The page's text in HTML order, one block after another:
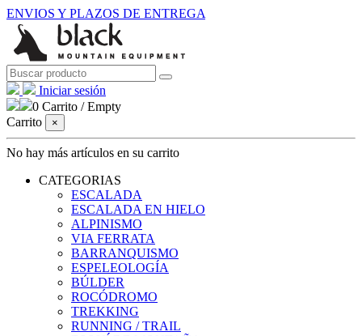
ENVIOS Y PLAZOS DE ENTREGA
Iniciar sesión
0 Carrito /Empty
Carrito
×
No hay más artículos en su carrito
CATEGORIAS
ESCALADA
ESCALADA EN HIELO
ALPINISMO
VIA FERRATA
BARRANQUISMO
ESPELEOLOGÍA
BÚLDER
ROCÓDROMO
TREKKING
RUNNING / TRAIL